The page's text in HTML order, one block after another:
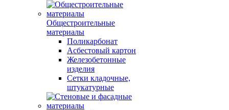
Общестроительные
материалы
Поликарбонат
Асбестовый картон
Железобетонные
изделия
Сетки кладочные,
штукатурные